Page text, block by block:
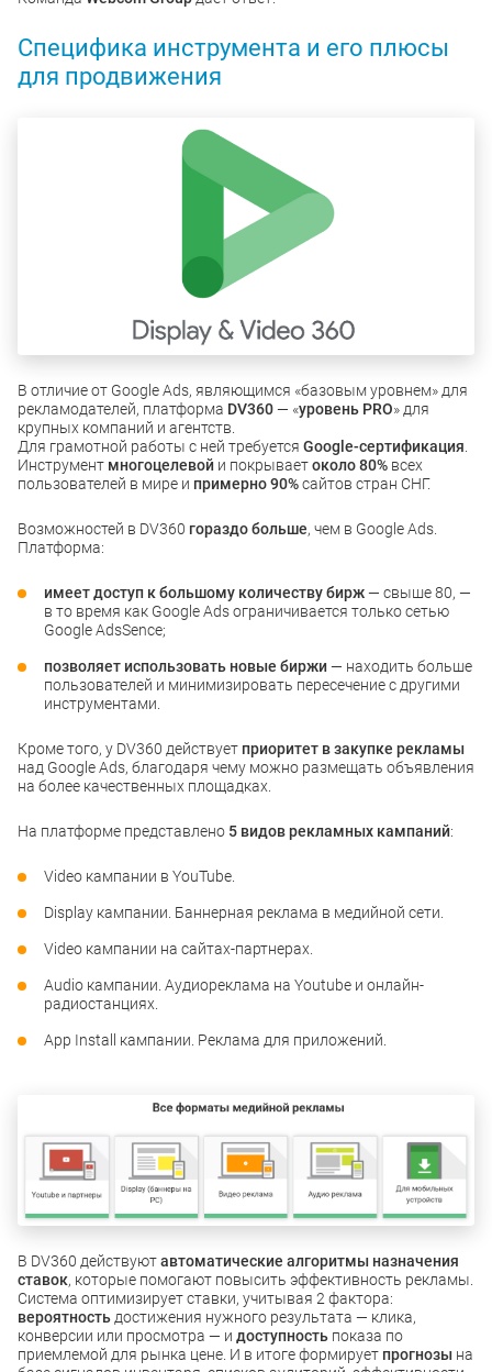
Специфика инструмента и его плюсы
для продвижения
В отличие от Google Ads, являющимся «базовым уровнем» для
рекламодателей, платформа DV360— «уровень PRO» для
крупных компаний и агентств.
Для грамотной работы с ней требуется Google-сертификация
Инструмент многоцелевой и покрываетоколо 80% всех
пользователей в мире и примерно 90%сайтов стран СНГ.
Возможностей в DV360 гораздо больше, чем в Google Ads.
Платформа:
имеет доступ к большому количеству бирж— свыше 80, —
в то время как Google Ads ограничивается только сетью
Google AdsSence;
позволяет использовать новые биржи— находить больше
пользователей и минимизировать пересечение с другими
инструментами.
Кроме того, у DV360 действует приоритет в закупке рекламы
над Google Ads, благодаря чему можно размещать объявления
на более качественных площадках.
На платформе представлено 5 видов рекламных кампаний:
Video кампании в YouTube.
Display кампании. Баннерная реклама в медийной сети.
Video кампании на сайтах-партнерах.
Audio кампании. Аудиореклама на Youtube и онлайн-
радиостанциях.
App Install кампании. Реклама для приложений.
В DV360 действуютавтоматические алгоритмы назначения
ставок, которые помогают повысить эффективность рекламы.
Система оптимизирует ставки, учитывая 2 фактора:
вероятностьдостижения нужного результата — клика,
конверсии или просмотра — и доступность показа по
приемлемой для рынка цене. И в итоге формирует прогнозы на